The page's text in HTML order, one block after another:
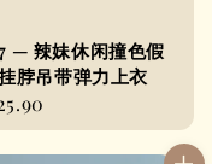
— 辣妹休闲撞色假
脖吊带弹力上衣